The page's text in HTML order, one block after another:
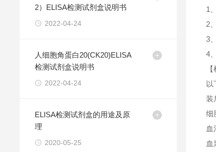
2）ELISA检测试剂盒说明书
2022-04-24
人细胞角蛋白20(CK20)ELISA
检测试剂盒说明书
2022-04-24
ELISA检测试剂盒的用途及原
理
2020-05-25
1
2
3
4
以
装
细
血